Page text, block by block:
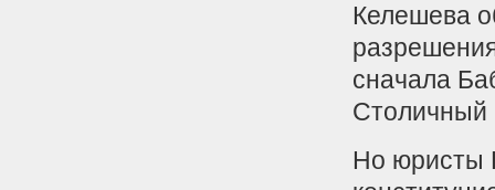
Келешева
сначала
Столичный
Но юристы